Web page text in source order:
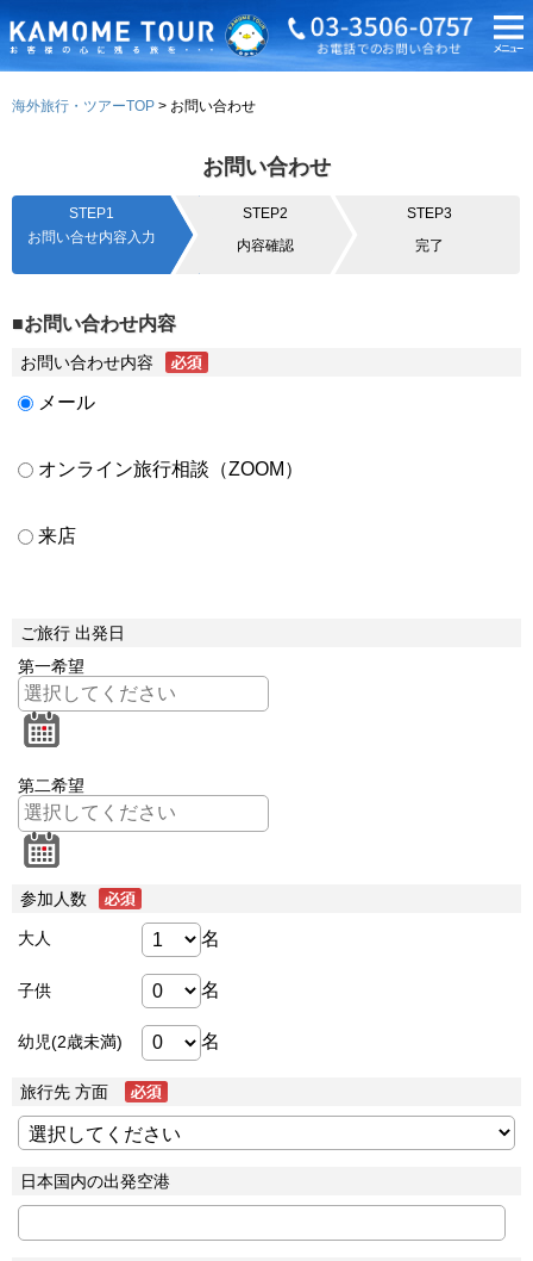
海外旅行・ツアーTOP お問い合わせ
お問い合わせ
STEP1
お問い合せ内容入力
STEP2
内容確認
STEP3
完了
■お問い合わせ内容
お問い合わせ内容
メール
オンライン旅行相談（ZOOM）
来店
ご旅行 出発日
第一希望
第二希望
参加人数
大人 名
子供 名
幼児(2歳未満) 名
旅行先 方面
日本国内の出発空港